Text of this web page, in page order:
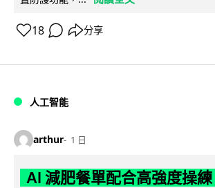
18 分享
人工智能
arthur 1 日
AI 減肥餐單配合高強度操